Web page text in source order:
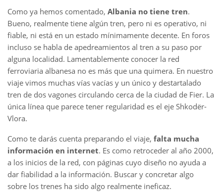
Como ya hemos comentado, Albania no tiene tren.
Bueno, realmente tiene algún tren, pero ni es operativo, ni
fiable, ni está en un estado mínimamente decente. En foros
incluso se habla de apedreamientos al tren a su paso por
alguna localidad. Lamentablemente conocer la red
ferroviaria albanesa no es más que una quimera. En nuestro
viaje vimos muchas vías vacías y un único y destartalado
tren de dos vagones circulando cerca de la ciudad de Fier. La
única línea que parece tener regularidad es el eje Shkodër-
Vlora.
Como te darás cuenta preparando el viaje, falta mucha
información en internet. Es como retroceder al año 2000,
a los inicios de la red, con páginas cuyo diseño no ayuda a
dar fiabilidad a la información. Buscar y concretar algo
sobre los trenes ha sido algo realmente ineficaz.